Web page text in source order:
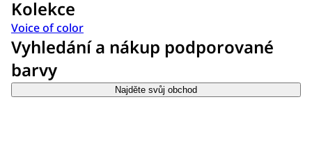
Kolekce
Voice of color
Vyhledání a nákup podporované
barvy
Najděte svůj obchod